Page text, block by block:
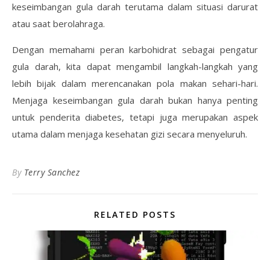
keseimbangan gula darah terutama dalam situasi darurat
atau saat berolahraga.
Dengan memahami peran karbohidrat sebagai pengatur
gula darah, kita dapat mengambil langkah-langkah yang
lebih bijak dalam merencanakan pola makan sehari-hari.
Menjaga keseimbangan gula darah bukan hanya penting
untuk penderita diabetes, tetapi juga merupakan aspek
utama dalam menjaga kesehatan gizi secara menyeluruh.
By Terry Sanchez
RELATED POSTS